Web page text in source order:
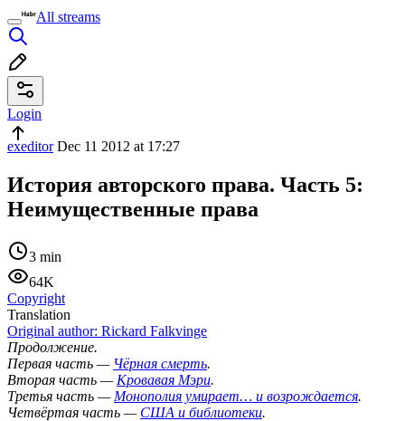
All streams
Login
exeditorDec 11 2012 at 17:27
История авторского права. Часть 5:
Неимущественные права
3 min
64K
Copyright
Translation
Original author: Rickard Falkvinge
Продолжение.
Первая часть — Чёрная смерть.
Вторая часть — Кровавая Мэри.
Третья часть — Монополия умирает… и возрождается.
Четвёртая часть — США и библиотеки.